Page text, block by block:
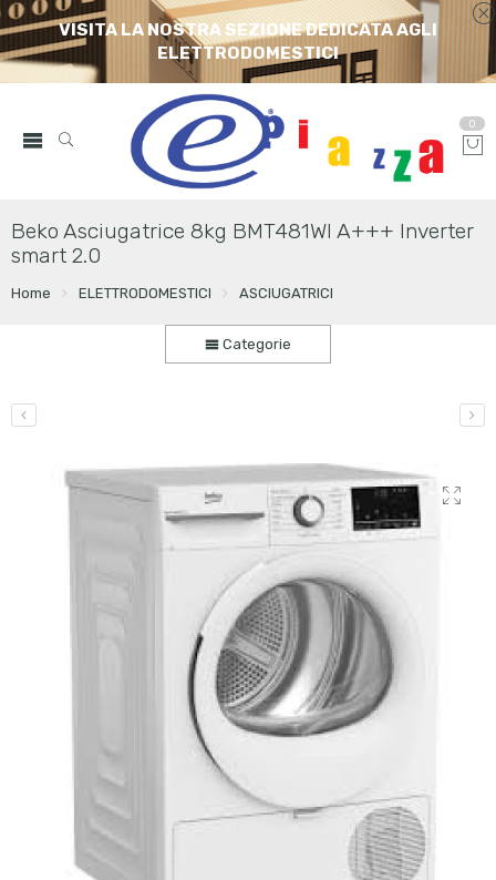
VISITA LA NOSTRA SEZIONE DEDICATA AGLI
ELETTRODOMESTICI
0
Beko Asciugatrice 8kg BMT481WI A+++ Inverter
smart 2.0
Home ELETTRODOMESTICI ASCIUGATRICI
Categorie